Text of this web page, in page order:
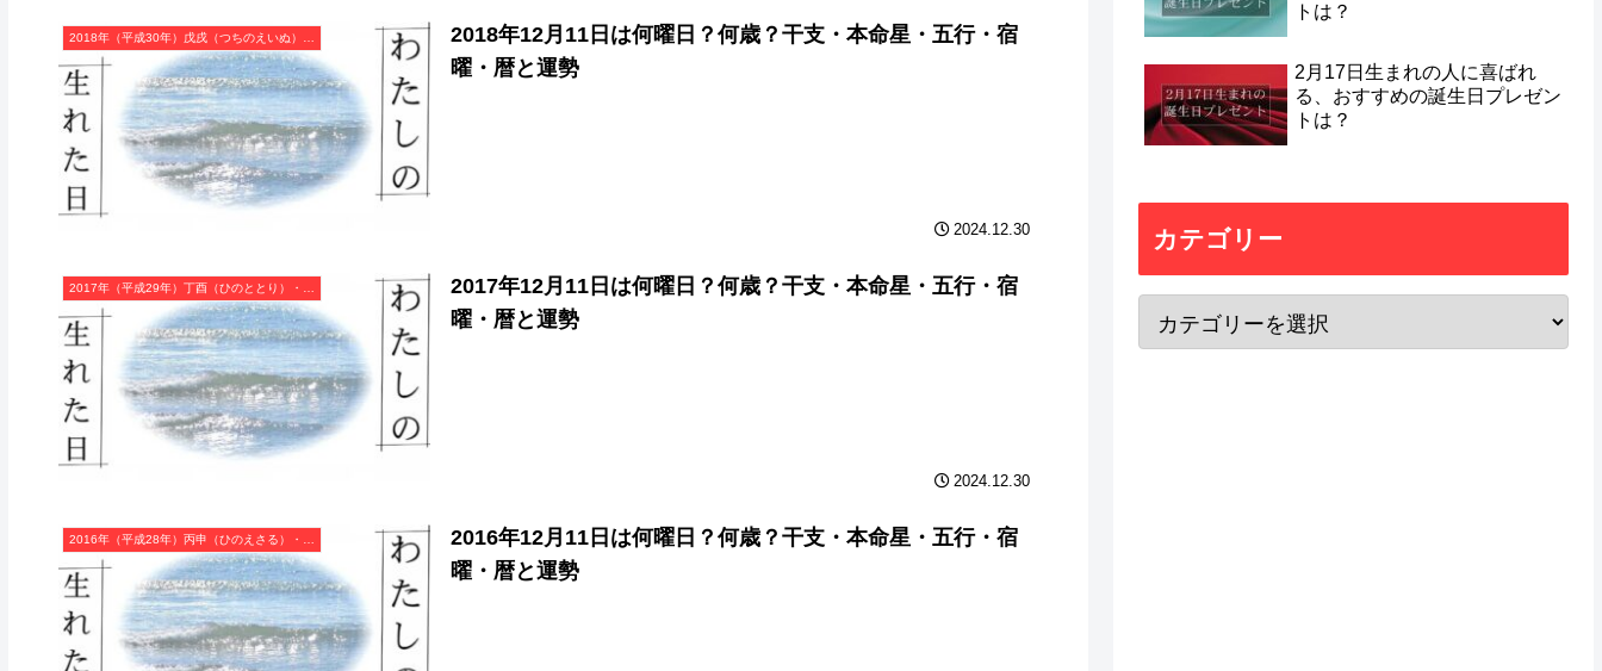
2018年12月11日は何曜日？何歳？干支・本命星・五行・宿
曜・暦と運勢
2024.12.30
2017年（平成29年）丁酉（ひのととり）・酉年（とり年）カレンダー（月曜はじまり）
2017年12月11日は何曜日？何歳？干支・本命星・五行・宿
曜・暦と運勢
2024.12.30
2016年（平成28年）丙申（ひのえさる）・申年（さる年）カレンダー（月曜はじまり）
2016年12月11日は何曜日？何歳？干支・本命星・五行・宿
曜・暦と運勢
トは？
2月17日生まれの人に喜ばれ
る、おすすめの誕生日プレゼン
トは？
カテゴリー